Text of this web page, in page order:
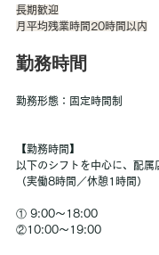
長期歓迎
月平均残業時間20時間以内
勤務時間
勤務形態：固定時間制
【勤務時間】
以下のシフトを中心に、配
（実働8時間／休憩1時間）
① 9:00～18:00
②10:00〜19:00